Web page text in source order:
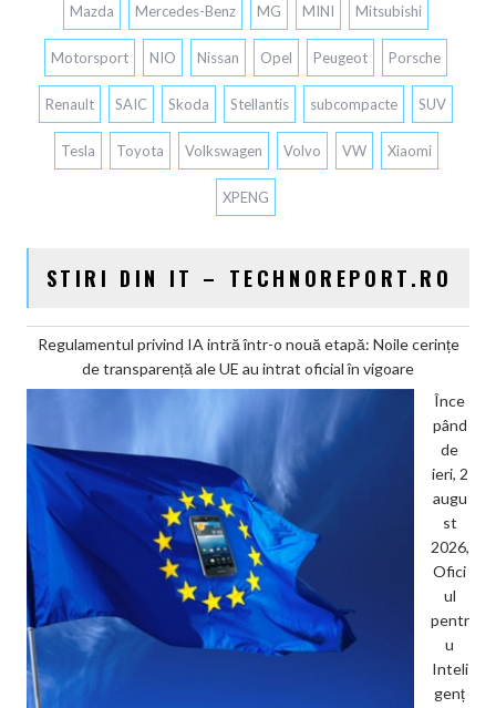
Mazda Mercedes-Benz MG MINI Mitsubishi
Motorsport NIO Nissan Opel Peugeot Porsche
Renault SAIC Skoda Stellantis subcompacte SUV
Tesla Toyota Volkswagen Volvo VW Xiaomi
XPENG
STIRI DIN IT – TECHNOREPORT.RO
Regulamentul privind IA intră într-o nouă etapă: Noile cerințe
de transparență ale UE au intrat oficial în vigoare
Înce
pând
de
ieri, 2
augu
st
2026,
Ofici
ul
pentr
u
Inteli
genț